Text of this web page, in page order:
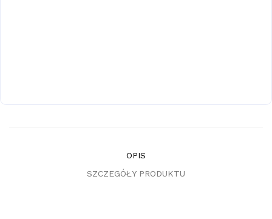
OPIS
SZCZEGÓŁY PRODUKTU